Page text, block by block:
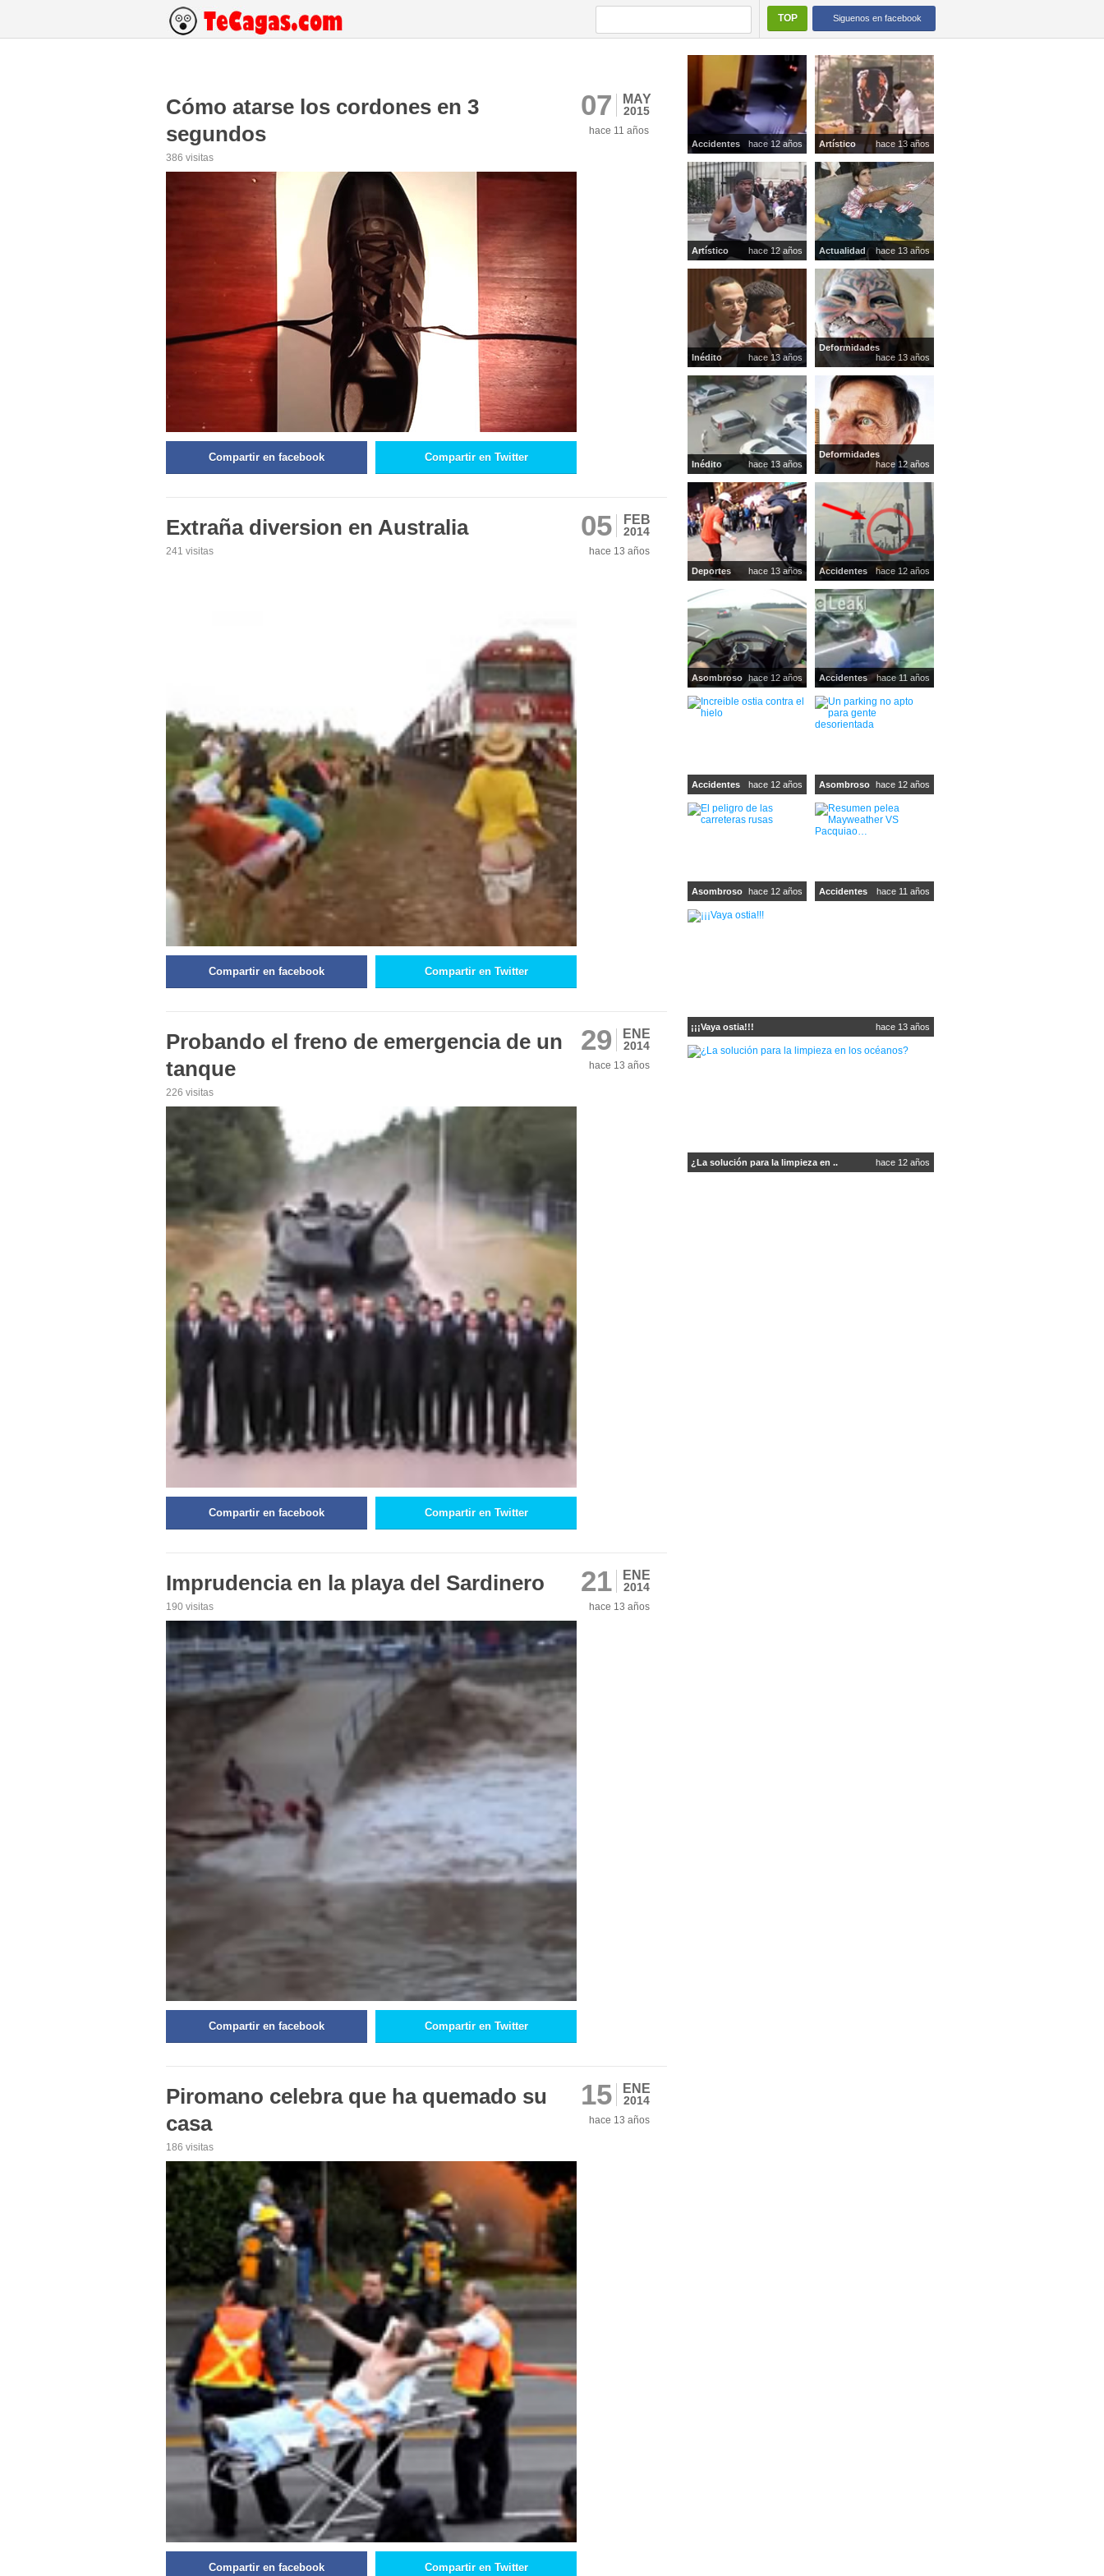
Siguenos en facebook
TOP
Cómo atarse los cordones en 3
segundos
386 visitas
07 MAY
2015
hace 11 años
Compartir en facebook Compartir en Twitter
Extraña diversion en Australia
241 visitas
05 FEB
2014
hace 13 años
Compartir en facebook Compartir en Twitter
Probando el freno de emergencia de un
tanque
226 visitas
29 ENE
2014
hace 13 años
Compartir en facebook Compartir en Twitter
Imprudencia en la playa del Sardinero
190 visitas
21 ENE
2014
hace 13 años
Compartir en facebook Compartir en Twitter
Piromano celebra que ha quemado su
casa
186 visitas
15 ENE
2014
hace 13 años
Compartir en facebook Compartir en Twitter
Accidentes hace 12 años Artístico hace 13 años
Artístico hace 12 años Actualidad hace 13 años
Inédito hace 13 años
Deformidades
hace 13 años
Inédito hace 13 años
Deformidades
hace 12 años
Deportes hace 13 años Accidentes hace 12 años
Asombroso hace 12 años Accidentes hace 11 años
Accidentes hace 12 años Asombroso hace 12 años
Asombroso hace 12 años Accidentes hace 11 años
¡¡¡Vaya ostia!!! hace 13 años
¿La solución para la limpieza en .. hace 12 años